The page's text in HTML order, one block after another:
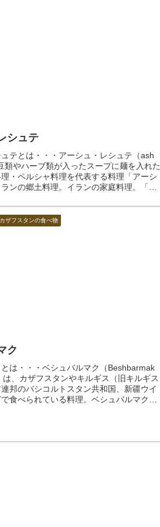
シュテ
テとは・・・アーシュ・レシュテ（ash
類やハーブ類が入ったスープに麺を入れた
・ペルシャ料理を代表する料理「アーシ
ンの郷土料理。イランの家庭料理。「ア
ザフスタンの食べ物
ク
は・・・ベシュバルマク（Beshbarmak
は、カザフスタンやキルギス（旧キルギス
邦のバシコルトスタン共和国、新疆ウイ
食べられている料理。ベシュバルマクと